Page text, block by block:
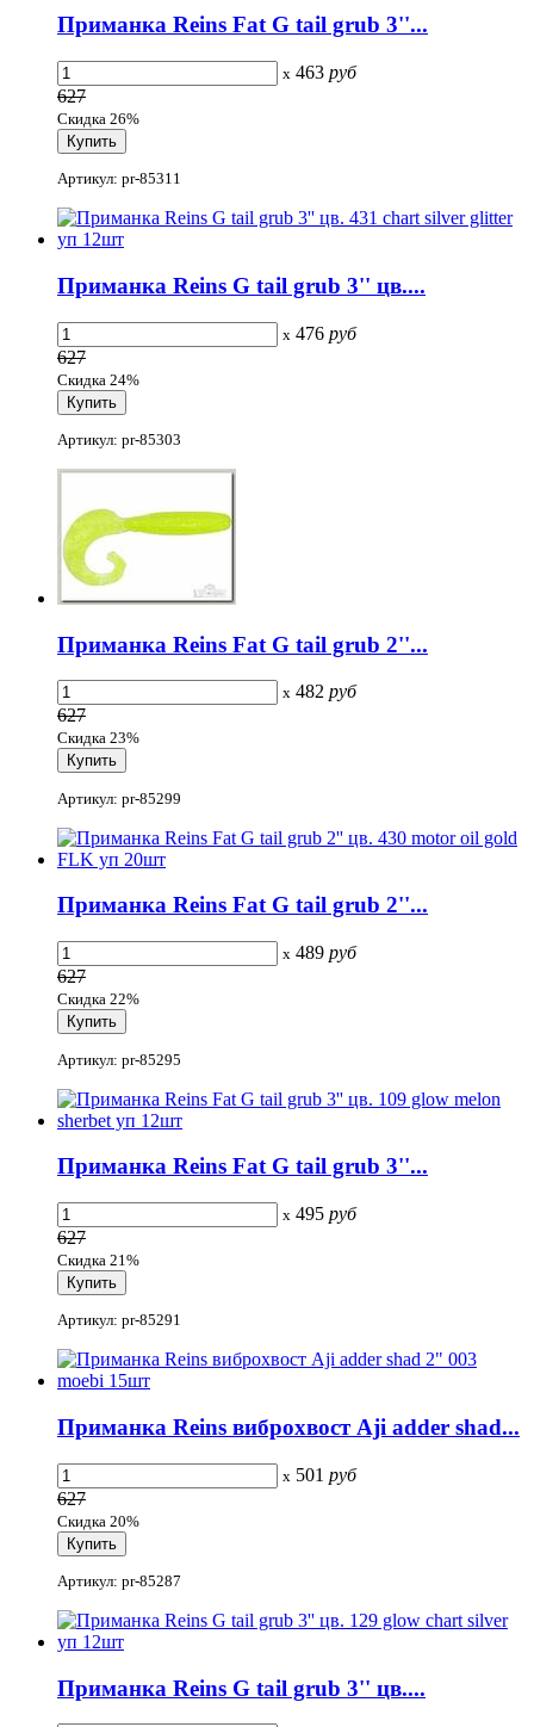
Приманка Reins Fat G tail grub 3''...
x 463 руб
627
Скидка 26%
Артикул: pr-85311
Приманка Reins G tail grub 3'' цв....
x 476 руб
627
Скидка 24%
Артикул: pr-85303
Приманка Reins Fat G tail grub 2''...
x 482 руб
627
Скидка 23%
Артикул: pr-85299
Приманка Reins Fat G tail grub 2''...
x 489 руб
627
Скидка 22%
Артикул: pr-85295
Приманка Reins Fat G tail grub 3''...
x 495 руб
627
Скидка 21%
Артикул: pr-85291
Приманка Reins виброхвост Aji adder shad...
x 501 руб
627
Скидка 20%
Артикул: pr-85287
Приманка Reins G tail grub 3'' цв....